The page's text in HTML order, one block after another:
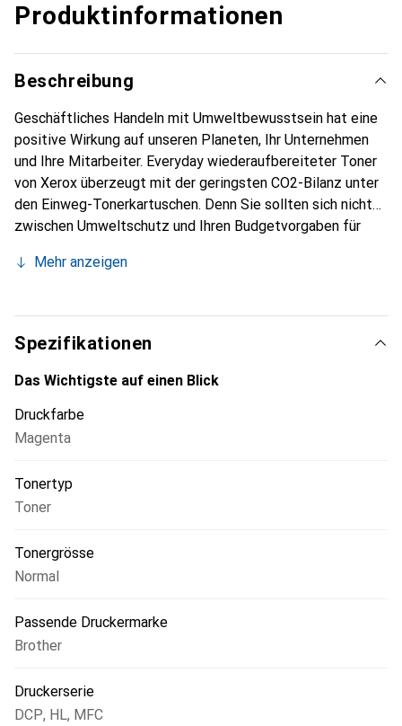
Produktinformationen
Beschreibung
Geschäftliches Handeln mit Umweltbewusstsein hat eine
positive Wirkung auf unseren Planeten, Ihr Unternehmen
und Ihre Mitarbeiter. Everyday wiederaufbereiteter Toner
von Xerox überzeugt mit der geringsten CO2-Bilanz unter
den Einweg-Tonerkartuschen. Denn Sie sollten sich nicht
zwischen Umweltschutz und Ihren Budgetvorgaben für
erstklassiger Xerox-Qualität mit ökologischer
Er ist mit den gängigsten Druckermarken kompatibel.
Mehr anzeigen
Spezifikationen
Das Wichtigste auf einen Blick
Druckfarbe
Magenta
Tonertyp
Toner
Tonergrösse
Normal
Passende Druckermarke
Brother
Druckerserie
DCP, HL, MFC